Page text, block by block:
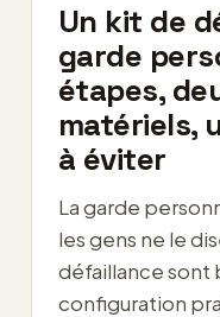
Un kit de
garde
étapes,
matériels,
à éviter
La garde
les gens ne le
défaillance sont
configuration